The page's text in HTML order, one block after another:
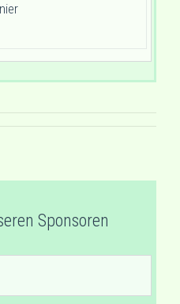
Sponsoren